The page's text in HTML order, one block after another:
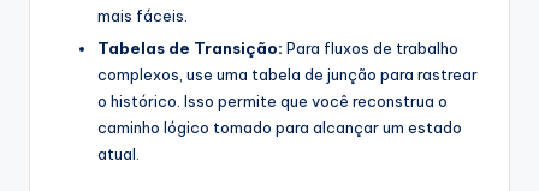
mais fáceis.
Tabelas de Transição: Para fluxos de trabalho
complexos, use uma tabela de junção para rastrear
o histórico. Isso permite que você reconstrua o
caminho lógico tomado para alcançar um estado
atual.